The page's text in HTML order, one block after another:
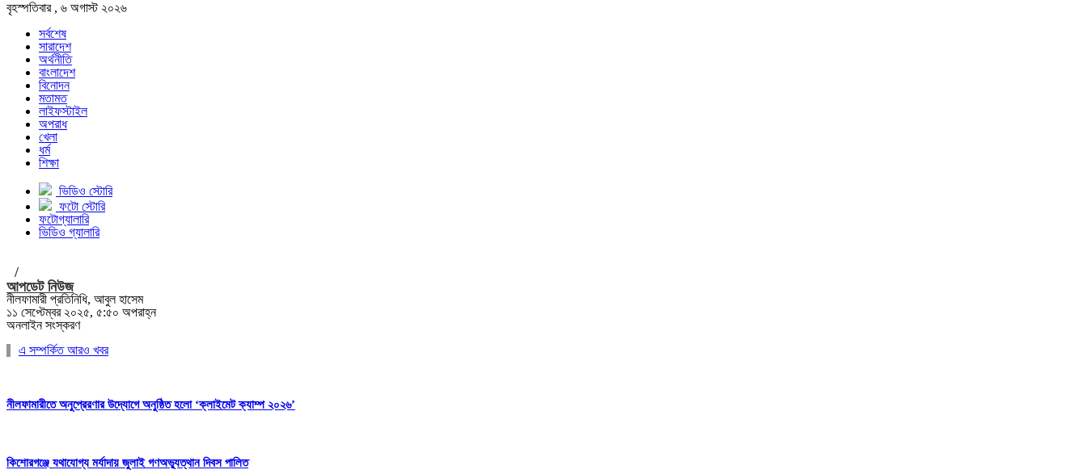
বৃহস্পতিবার , ৬ অগাস্ট ২০২৬
সর্বশেষ
সারাদেশ
অর্থনীতি
বাংলাদেশ
বিনোদন
মতামত
লাইফস্টাইল
অপরাধ
খেলা
ধর্ম
শিক্ষা
ভিডিও স্টোরি
ফটো স্টোরি
ফটোগ্যালারি
ভিডিও গ্যালারি
/
আপডেট নিউজ
নীলফামারী প্রতিনিধি, আবুল হাসেম
১১ সেপ্টেম্বর ২০২৫, ৫:৫০ অপরাহ্ন
অনলাইন সংস্করণ
এ সম্পর্কিত আরও খবর
নীলফামারীতে অনুপ্রেরণার উদ্যোগে অনুষ্ঠিত হলো ‘ক্লাইমেট ক্যাম্প ২০২৬’
কিশোরগঞ্জে যথাযোগ্য মর্যাদায় জুলাই গণঅভ্যুত্থান দিবস পালিত